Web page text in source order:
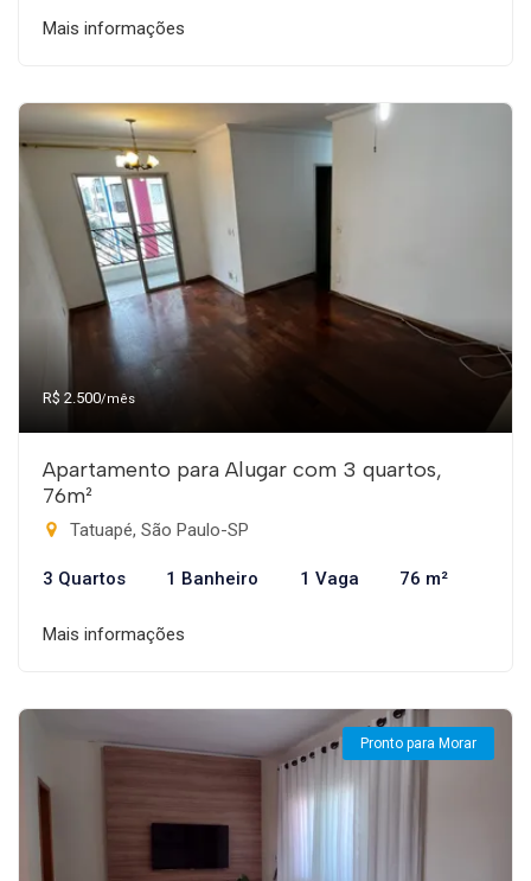
Mais informações
R$ 2.500/mês
Apartamento para Alugar com 3 quartos,
76m²
Tatuapé, São Paulo-SP
3 Quartos 1 Banheiro 1 Vaga 76 m²
Mais informações
Pronto para Morar